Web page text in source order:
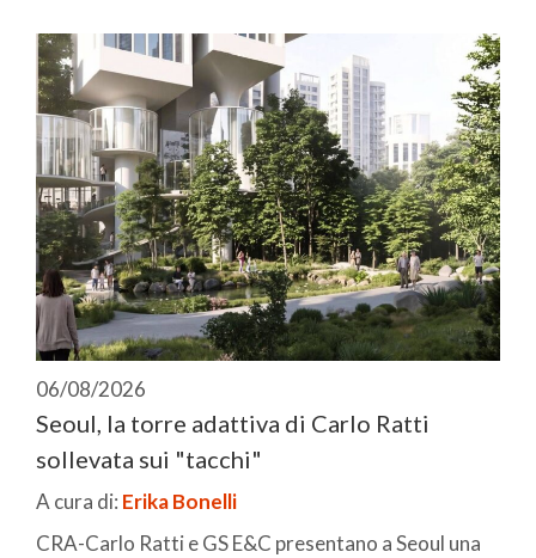
06/08/2026
Seoul, la torre adattiva di Carlo Ratti
sollevata sui "tacchi"
A cura di: Erika Bonelli
CRA-Carlo Ratti e GS E&C presentano a Seoul una